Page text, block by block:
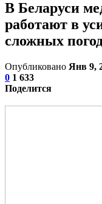
В Беларуси
работают в
сложных
Опубликовано Янв 9,
0 1 633
Поделится